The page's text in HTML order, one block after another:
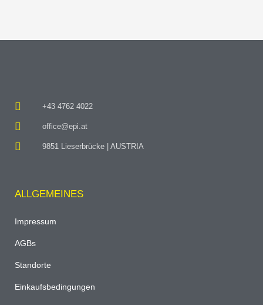
+43 4762 4022
office@epi.at
9851 Lieserbrücke | AUSTRIA
ALLGEMEINES
Impressum
AGBs
Standorte
Einkaufsbedingungen